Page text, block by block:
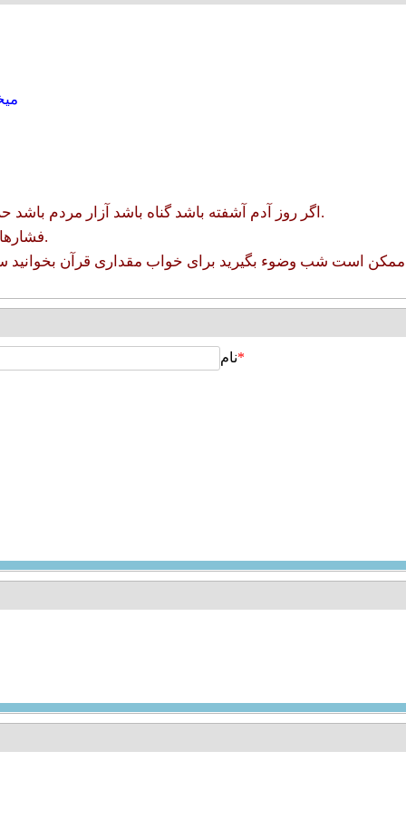
اگر روز آدم آشفته باشد گناه باشد آزار مردم باشد حرف زدن نامربوط باشد و... ممکن است خواب آشفته ببار آورد.
فشارهای عصبی در طول روز ممکن است اثر در خواب انسان بگذارد.
نام*